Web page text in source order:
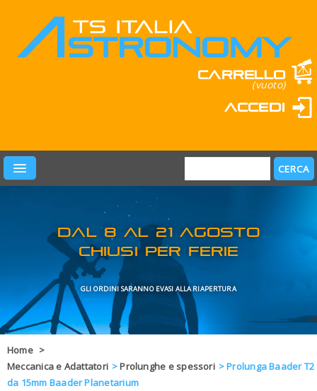
Carrello
(vuoto)
Accedi
PRODOTTI
LEARN & FUN
MARCHI
OFFERTE
BLOG
Home >
Meccanica e Adattatori >Prolunghe e spessori >Prolunga Baader T2
da 15mm Baader Planetarium